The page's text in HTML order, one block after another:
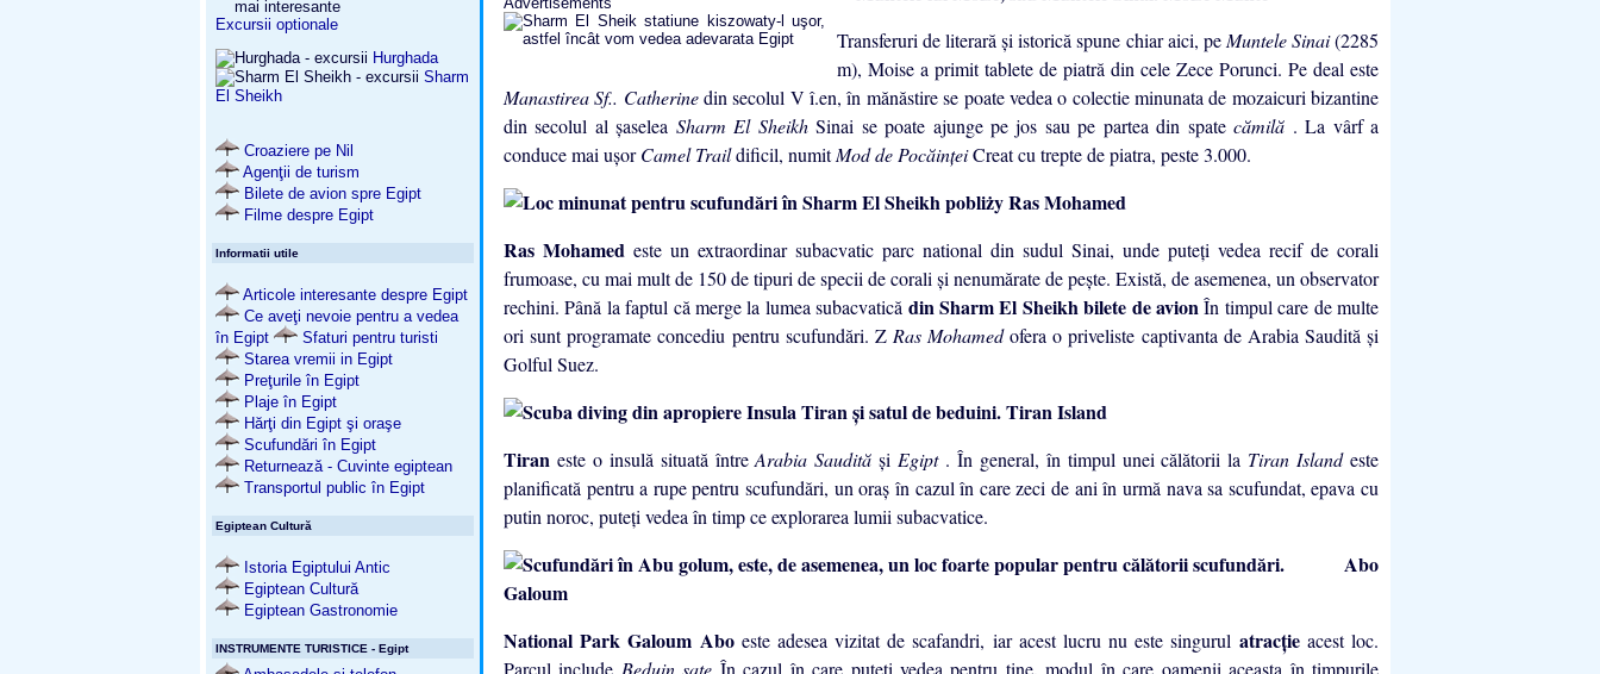
Excursii optionale
Hurghada
Sharm
El Sheikh
Croaziere pe Nil
Agenţii de turism
Bilete de avion spre Egipt
Filme despre Egipt
Informatii utile
Articole interesante despre Egipt
Ce aveţi nevoie pentru a vedea
în Egipt
Sfaturi pentru turisti
Starea vremii in Egipt
Preţurile în Egipt
Plaje în Egipt
Hărţi din Egipt şi oraşe
Scufundări în Egipt
Returnează - Cuvinte egiptean
Transportul public în Egipt
Egiptean Cultură
Istoria Egiptului Antic
Egiptean Cultură
Egiptean Gastronomie
INSTRUMENTE TURISTICE - Egipt
Transferuri de literară şi istorică spune chiar aici, peMuntele Sinai(2285
m), Moise a primit tablete de piatră din cele Zece Porunci. Pe deal este
Manastirea Sf.. Catherinedin secolul V î.en, în mănăstire se poate vedea o colectie minunata de mozaicuri bizantine
din secolul al şaselea Sharm El SheikhSinai se poate ajunge pe jos sau pe partea din spatecămilă . La vârf a
conduce mai uşorCamel Traildificil, numitMod de PocăinţeiCreat cu trepte de piatra, peste 3.000.
Ras Mohamed
Ras Mohamed este un extraordinar subacvatic parc national din sudul Sinai, unde puteţi vedea recif de corali
frumoase, cu mai mult de 150 de tipuri de specii de corali şi nenumărate de peşte. Există, de asemenea, un observator
rechini. Până la faptul că merge la lumea subacvatică din Sharm El Sheikh bilete de avionÎn timpul care de multe
ori sunt programate concediu pentru scufundări. Z Ras Mohamedofera o priveliste captivanta de Arabia Saudită şi
Golful Suez.
Tiran Island
Tiran este o insulă situată întreArabia SaudităşiEgipt . În general, în timpul unei călătorii la Tiran Islandeste
planificată pentru a rupe pentru scufundări, un oraş în cazul în care zeci de ani în urmă nava sa scufundat, epava cu
putin noroc, puteţi vedea în timp ce explorarea lumii subacvatice.
Abo
Galoum
National Park Galoum Abo este adesea vizitat de scafandri, iar acest lucru nu este singurul atracţie acest loc.